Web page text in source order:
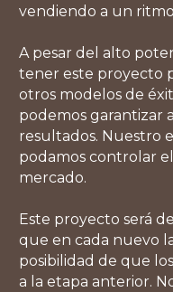
vendiendo a un
A pesar del alto
tener este proyecto
otros modelos de
podemos garantizar
resultados. Nuestro
podamos controlar
mercado.
Este proyecto será
que en cada nuevo
posibilidad de que
a la etapa anterior.